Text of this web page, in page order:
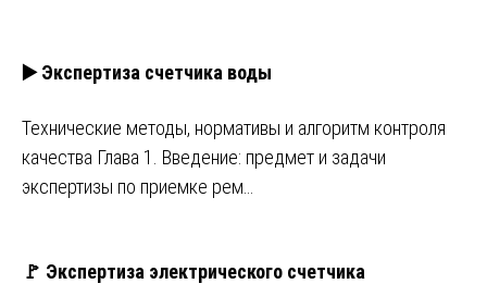
▶️ Экспертиза счетчика воды
Технические методы, нормативы и алгоритм контроля
качества Глава 1. Введение: предмет и задачи
экспертизы по приемке рем…
🚩 Экспертиза электрического счетчика